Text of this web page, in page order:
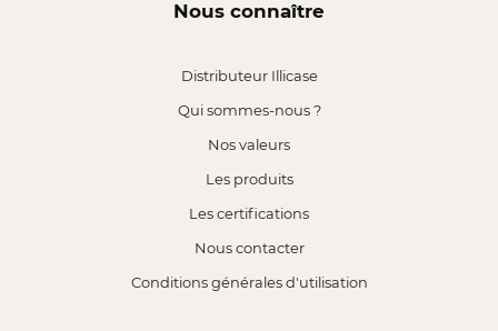
Nous connaître
Distributeur Illicase
Qui sommes-nous ?
Nos valeurs
Les produits
Les certifications
Nous contacter
Conditions générales d'utilisation